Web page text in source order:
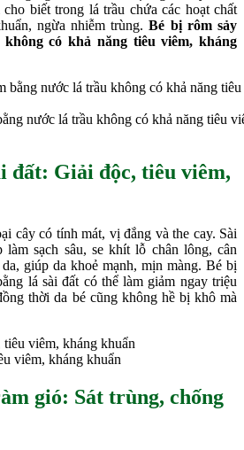
biết trong lá trầu chứa các hoạt chất
ngừa nhiễm trùng.Bé bị rôm sảy
có khả năng tiêu viêm, kháng
nước lá trầu không có khả năng tiêu
đất: Giải độc, tiêu viêm,
cây có tính mát, vị đắng và the cay. Sài
làm sạch sâu, se khít lỗ chân lông, cân
giúp da khoẻ mạnh, mịn màng. Bé bị
lá sài đất có thể làm giảm ngay triệu
thời da bé cũng không hề bị khô mà
viêm, kháng khuẩn
gió: Sát trùng, chống